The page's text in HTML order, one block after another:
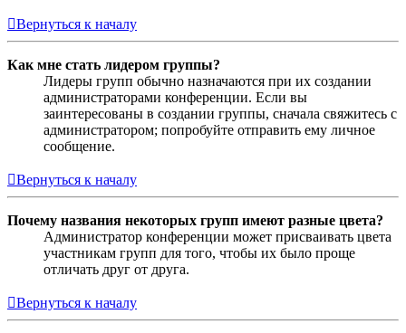
Вернуться к началу
Как мне стать лидером группы?
Лидеры групп обычно назначаются при их создании
администраторами конференции. Если вы
заинтересованы в создании группы, сначала свяжитесь с
администратором; попробуйте отправить ему личное
сообщение.
Вернуться к началу
Почему названия некоторых групп имеют разные цвета?
Администратор конференции может присваивать цвета
участникам групп для того, чтобы их было проще
отличать друг от друга.
Вернуться к началу